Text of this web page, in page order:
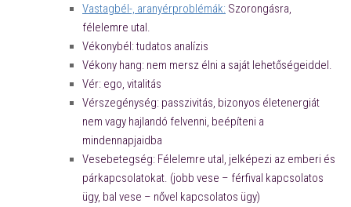
Vastagbél-, aranyérproblémák: Szorongásra,
félelemre utal.
Vékonybél: tudatos analízis
Vékony hang: nem mersz élni a saját lehetőségeiddel.
Vér: ego, vitalitás
Vérszegénység: passzivitás, bizonyos életenergiát
nem vagy hajlandó felvenni, beépíteni a
mindennapjaidba
Vesebetegség: Félelemre utal, jelképezi az emberi és
párkapcsolatokat. (jobb vese – férfival kapcsolatos
ügy, bal vese – nővel kapcsolatos ügy)